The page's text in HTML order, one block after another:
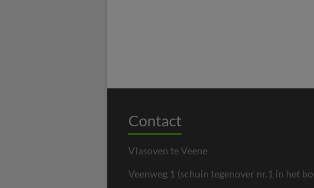
Contact
Vlasoven te Veene
Veenweg 1 (schuin tegenover nr.1 in het